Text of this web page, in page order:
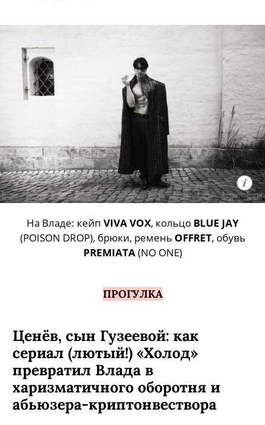
На Владе: кейп VIVA VOX, кольцо BLUE JAY
(POISON DROP), брюки, ремень OFFRET, обувь
PREMIATA(NO ONE)
ПРОГУЛКА
Ценёв, сын Гузеевой: как
сериал (лютый!) «Холод»
превратил Влада в
харизматичного оборотня и
абьюзера-криптонвествора